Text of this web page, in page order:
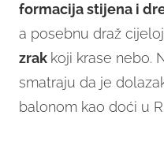
formacija stijena i
a posebnu draž
zrak koji krase nebo.
smatraju da je
balonom kao doći u